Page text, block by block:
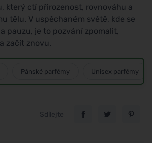
který ctí přirozenost, rovnováhu a
tělu. V uspěchaném světě, kde se
pauzu, je to pozvání zpomalit,
začít znovu.
Pánské parfémy Unisex parfémy
Sdílejte